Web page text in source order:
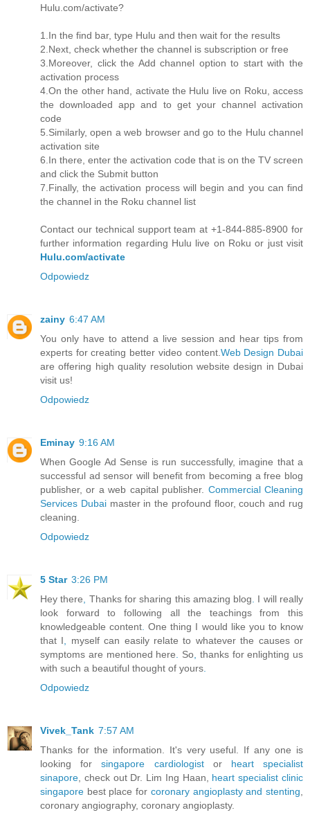
Hulu.com/activate?
1.In the find bar, type Hulu and then wait for the results
2.Next, check whether the channel is subscription or free
3.Moreover, click the Add channel option to start with the
activation process
4.On the other hand, activate the Hulu live on Roku, access
the downloaded app and to get your channel activation
code
5.Similarly, open a web browser and go to the Hulu channel
activation site
6.In there, enter the activation code that is on the TV screen
and click the Submit button
7.Finally, the activation process will begin and you can find
the channel in the Roku channel list
Contact our technical support team at +1-844-885-8900 for
further information regarding Hulu live on Roku or just visit
Hulu.com/activate
Odpowiedz
zainy 6:47 AM
You only have to attend a live session and hear tips from
experts for creating better video content. Web Design Dubai
are offering high quality resolution website design in Dubai
visit us!
Odpowiedz
Eminay 9:16 AM
When Google Ad Sense is run successfully, imagine that a
successful ad sensor will benefit from becoming a free blog
publisher, or a web capital publisher. Commercial Cleaning
Services Dubaimaster in the profound floor, couch and rug
cleaning.
Odpowiedz
5 Star 3:26 PM
Hey there
Thanks for sharing this amazing blog
I will really
look forward to following all the teachings from this
knowledgeable content One thing I would like you to know
that I
myself can easily relate to whatever the causes or
symptoms are mentioned here
So thanks for enlighting us
with such a beautiful thought of yours
Odpowiedz
Vivek_Tank 7:57 AM
Thanks for the information. It's very useful. If any one is
looking forsingapore cardiologistor heart specialist
sinapore , check out Dr. Lim Ing Haan, heart specialist clinic
singapore best place for coronary angioplasty and stenting
coronary angiography, coronary angioplasty.